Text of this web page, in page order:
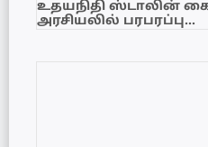
உதயநிதி ஸ்டாலின்
அரசியலில் பரபரப்பு…